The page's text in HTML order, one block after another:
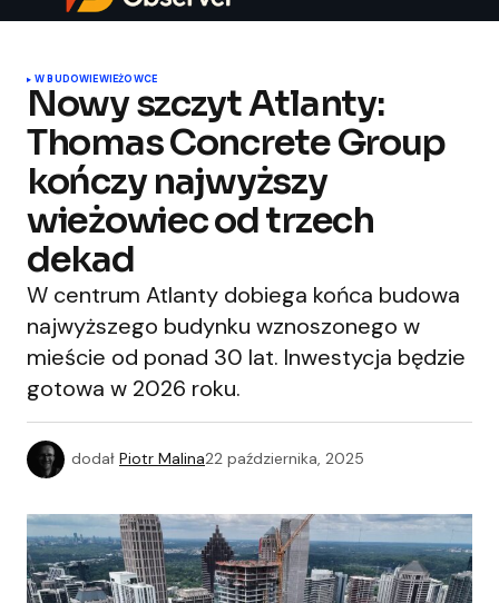
W BUDOWIEWIEŻOWCE
Nowy szczyt Atlanty:
Thomas Concrete Group
kończy najwyższy
wieżowiec od trzech
dekad
W centrum Atlanty dobiega końca budowa
najwyższego budynku wznoszonego w
mieście od ponad 30 lat. Inwestycja będzie
gotowa w 2026 roku.
dodał Piotr Malina22 października, 2025